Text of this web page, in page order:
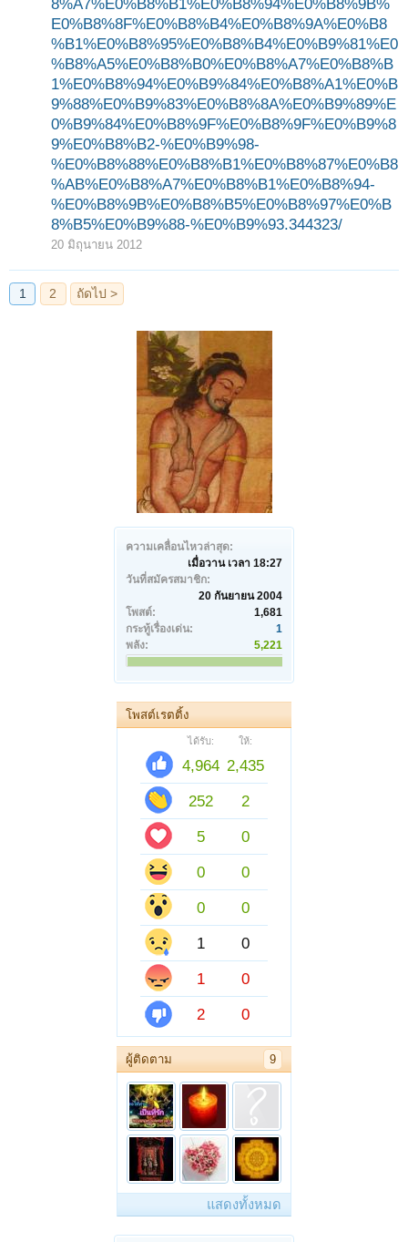
ความเคลื่อนไหวล่าสุด:
เมื่อวาน เวลา 18:27
วันที่สมัครสมาชิก:
20 กันยายน 2004
โพสต์:
1,681
กระทู้เรื่องเด่น:
1
พลัง:
5,221
โพสต์เรตติ้ง
ได้รับ: ให้:
4,964 2,435
252
2
5
0
0
0
0
0
1
0
1
0
2
0
ผู้ติดตาม 9
แสดงทั้งหมด
8%A7%E0%B8%B1%E0%B8%94%E0%B8%9B%
E0%B8%8F%E0%B8%B4%E0%B8%9A%E0%B8
%B1%E0%B8%95%E0%B8%B4%E0%B9%81%E0
%B8%A5%E0%B8%B0%E0%B8%A7%E0%B8%B
1%E0%B8%94%E0%B9%84%E0%B8%A1%E0%B
9%88%E0%B9%83%E0%B8%8A%E0%B9%89%E
0%B9%84%E0%B8%9F%E0%B8%9F%E0%B9%8
9%E0%B8%B2-%E0%B9%98-
%E0%B8%88%E0%B8%B1%E0%B8%87%E0%B8
%AB%E0%B8%A7%E0%B8%B1%E0%B8%94-
%E0%B8%9B%E0%B8%B5%E0%B8%97%E0%B
8%B5%E0%B9%88-%E0%B9%93.344323/
20 มิถุนายน 2012